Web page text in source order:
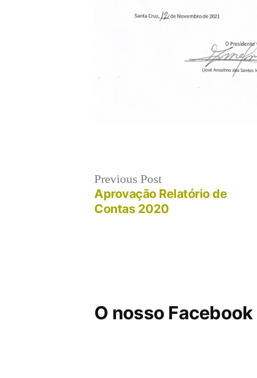
navigation
Previous PostPrevious
post:
Aprovação Relatório de
Contas 2020
O nosso Facebook